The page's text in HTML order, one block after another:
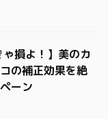
ゃ損よ！】美のカ
の補正効果を絶
ーン